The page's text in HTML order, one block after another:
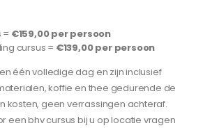
= €159,00 per persoon
cursus = €139,00 per persoon
één volledige dag en zijn inclusief
koffie en thee gedurende de
kosten, geen verrassingen achteraf.
een bhv cursus bij u op locatie vragen